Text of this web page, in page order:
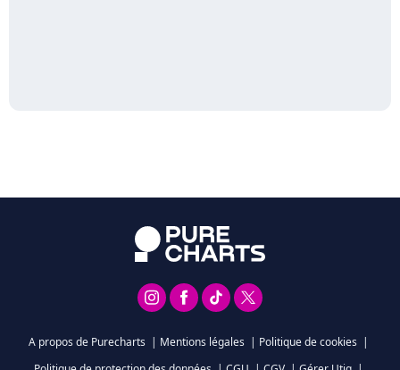
A propos de Purecharts | Mentions légales | Politique de cookies |